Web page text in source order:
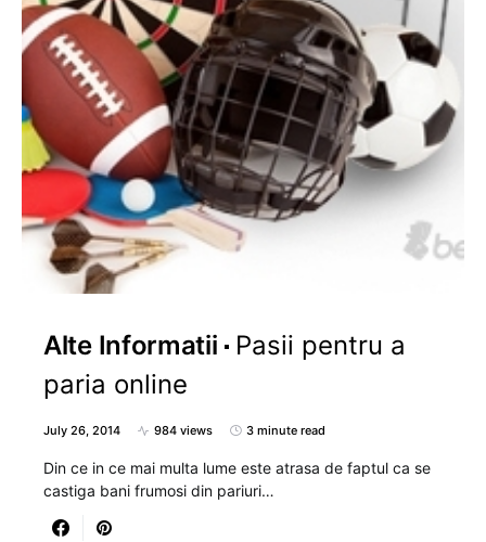
Alte Informatii
Pasii pentru a
paria online
July 26, 2014 984 views 3 minute read
Din ce in ce mai multa lume este atrasa de faptul ca se
castiga bani frumosi din pariuri…